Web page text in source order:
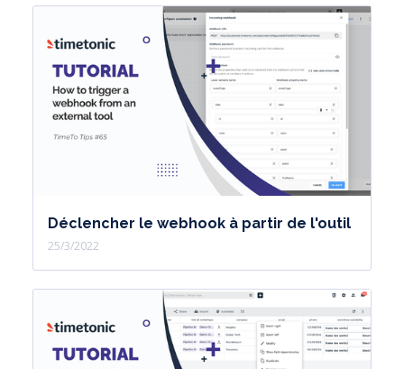
Déclencher le webhook à partir de l'outil
25/3/2022